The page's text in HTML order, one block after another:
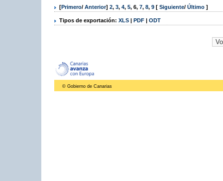
[Primero/ Anterior] 2, 3, 4, 5, 6, 7, 8, 9 [ Siguiente/ Último ]
Tipos de exportación: XLS | PDF | ODT
© Gobierno de Canarias